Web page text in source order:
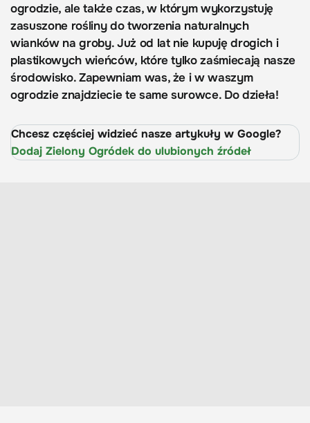
ogrodzie, ale także czas, w którym wykorzystuję
zasuszone rośliny do tworzenia naturalnych
wianków na groby. Już od lat nie kupuję drogich i
plastikowych wieńców, które tylko zaśmiecają nasze
środowisko. Zapewniam was, że i w waszym
ogrodzie znajdziecie te same surowce. Do dzieła!
Chcesz częściej widzieć nasze artykuły w Google?
Dodaj Zielony Ogródek do ulubionych źródeł